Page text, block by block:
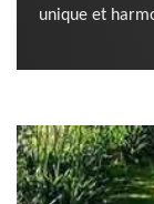
unique et